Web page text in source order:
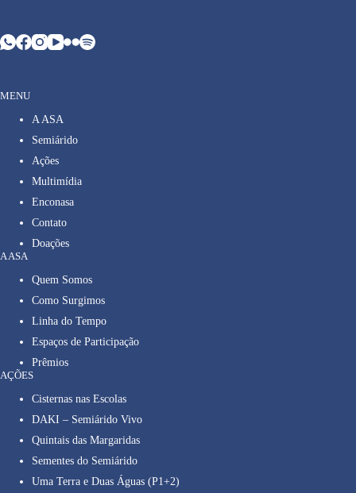
MENU
A ASA
Semiárido
Ações
Multimídia
Enconasa
Contato
Doações
A ASA
Quem Somos
Como Surgimos
Linha do Tempo
Espaços de Participação
Prêmios
AÇÕES
Cisternas nas Escolas
DAKI – Semiárido Vivo
Quintais das Margaridas
Sementes do Semiárido
Uma Terra e Duas Águas (P1+2)